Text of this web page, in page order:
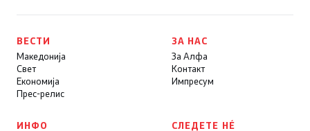
ВЕСТИ
Македонија
Свет
Економија
Прес-релис
ЗА НАС
За Алфа
Контакт
Импресум
ИНФО СЛЕДЕТЕ НÉ